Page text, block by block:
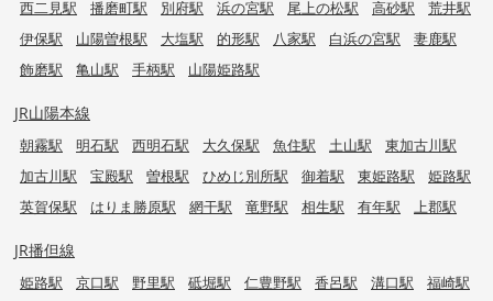
西二見駅
播磨町駅 別府駅 浜の宮駅 尾上の松駅 高砂駅
荒井駅
伊保駅
山陽曽根駅 大塩駅 的形駅 八家駅 白浜の宮駅
妻鹿駅
飾磨駅
亀山駅 手柄駅 山陽姫路駅
JR山陽本線
朝霧駅 明石駅 西明石駅 大久保駅 魚住駅 土山駅
東加古川駅
加古川駅
宝殿駅 曽根駅 ひめじ別所駅 御着駅 東姫路駅
姫路駅
英賀保駅
はりま勝原駅 網干駅 竜野駅 相生駅 有年駅 上郡駅
JR播但線
姫路駅 京口駅 野里駅 砥堀駅 仁豊野駅 香呂駅 溝口駅
福崎駅